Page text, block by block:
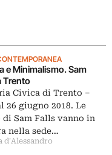
e Minimalismo. Sam
Trento
Civica di Trento ‒
26 giugno 2018. Le
di Sam Falls vanno in
nella sede…
d'Alessandro